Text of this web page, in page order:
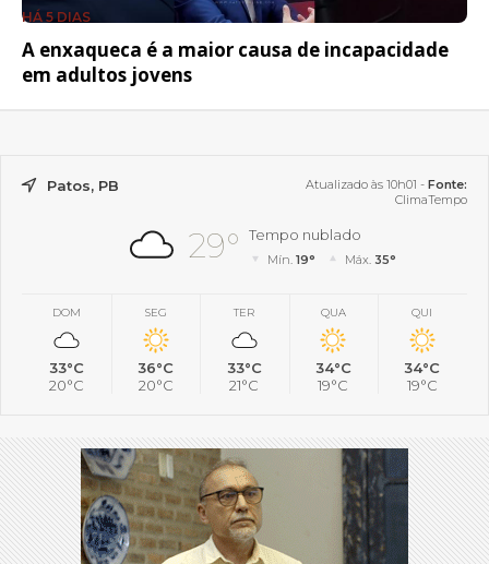
HÁ 5 DIAS
A enxaqueca é a maior causa de incapacidade
em adultos jovens
Patos, PB Atualizado às 10h01 - Fonte:
ClimaTempo
29° Tempo nublado
Mín.19° Máx. 35°
DOM
33°C
20°C
SEG
36°C
20°C
TER
33°C
21°C
QUA
34°C
19°C
QUI
34°C
19°C